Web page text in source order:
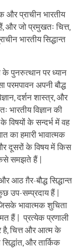
और प्राचीन भारतीय
और जो प्रमुखतः चित्त,
भारतीय सिद्धान्त
के पुनरुत्थान पर ध्यान
परमपावन अपनी बौद्ध
दर्शन शास्त्र, और
भारतीय विज्ञान की
विषयों के सन्दर्भ में वह
का हमारी भावात्मक
दूसरों के विषय में किस
समझते हैं |
आठ ग़ैर-बौद्ध सिद्धान्त
उप-सम्प्रदाय हैं |
भावात्मक शुचिता
हैं | प्रत्येक प्रणाली
है, चित्त और आत्म के
और तार्किक